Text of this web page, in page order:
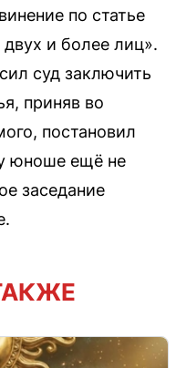
по статье
и более лиц».
суд заключить
приняв во
постановил
юноше ещё не
заседание